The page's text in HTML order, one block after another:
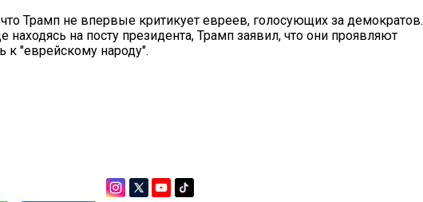
что Трамп не впервые критикует евреев, голосующих за демократов.
находясь на посту президента, Трамп заявил, что они проявляют
к "еврейскому народу".